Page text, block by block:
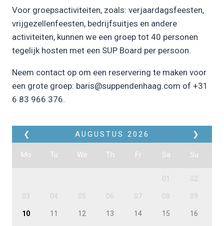
Voor groepsactiviteiten, zoals: verjaardagsfeesten,
vrijgezellenfeesten, bedrijfsuitjes en andere
activiteiten, kunnen we een groep tot 40 personen
tegelijk hosten met een SUP Board per persoon.
Neem contact op om een reservering te maken voor
een grote groep: baris@suppendenhaag.com of +31
6 83 966 376.
❮ ❯
AUGUSTUS 2026
Mo Tu We Th Fr Sa Su
01 02
03 04 05 06 07 08 09
10 11 12 13 14 15 16